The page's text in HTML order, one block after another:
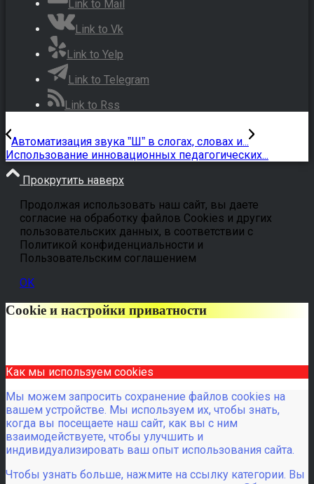
Link to Mail
Link to Vk
Link to Yelp
Link to Telegram
Link to Rss
Автоматизация звука ˮШˮ в слогах, словах и...
Использование инновационных педагогических...
Прокрутить наверх
Продолжая использовать наш сайт, вы даете
согласие на обработку файлов Cookies и других
пользовательских данных, в соответствии с
Политикой конфиденциальности и
Пользовательским соглашением
OK
Cookie и настройки приватности
Как мы используем cookies
Мы можем запросить сохранение файлов cookies на
вашем устройстве. Мы используем их, чтобы знать,
когда вы посещаете наш сайт, как вы с ним
взаимодействуете, чтобы улучшить и
индивидуализировать ваш опыт использования сайта.
Чтобы узнать больше, нажмите на ссылку категории. Вы